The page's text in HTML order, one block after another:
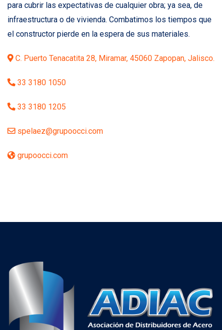
para cubrir las expectativas de cualquier obra; ya sea, de
infraestructura o de vivienda. Combatimos los tiempos que
el constructor pierde en la espera de sus materiales.
C. Puerto Tenacatita 28, Miramar, 45060 Zapopan, Jalisco.
33 3180 1050
33 3180 1205
spelaez@grupoocci.com
grupoocci.com